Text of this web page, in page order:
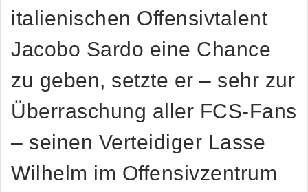
italienischen Offensivtalent
Jacobo Sardo eine Chance
zu geben, setzte er – sehr zur
Überraschung aller FCS-Fans
– seinen Verteidiger Lasse
Wilhelm im Offensivzentrum